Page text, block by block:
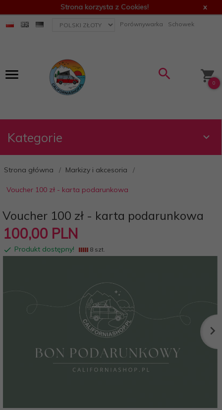
Strona korzysta z Cookies! x
currency_h Porównywarka Schowek
0
Kategorie
Strona główna Markizy i akcesoria
Voucher 100 zł - karta podarunkowa
Voucher 100 zł - karta podarunkowa
100,00 PLN
Produkt dostępny! 8 szt.